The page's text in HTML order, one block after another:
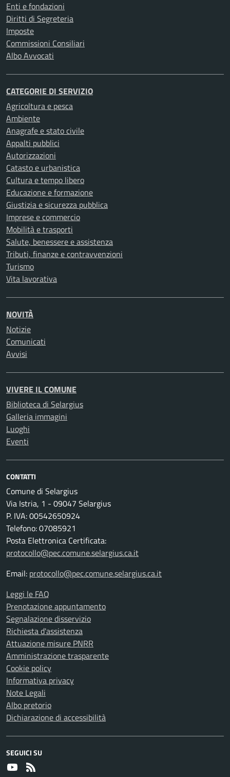
Enti e fondazioni
Diritti di Segreteria
Imposte
Commissioni Consiliari
Albo Avvocati
CATEGORIE DI SERVIZIO
Agricoltura e pesca
Ambiente
Anagrafe e stato civile
Appalti pubblici
Autorizzazioni
Catasto e urbanistica
Cultura e tempo libero
Educazione e formazione
Giustizia e sicurezza pubblica
Imprese e commercio
Mobilità e trasporti
Salute, benessere e assistenza
Tributi, finanze e contravvenzioni
Turismo
Vita lavorativa
NOVITÀ
Notizie
Comunicati
Avvisi
VIVERE IL COMUNE
Biblioteca di Selargius
Galleria immagini
Luoghi
Eventi
CONTATTI
Comune di Selargius
Via Istria, 1 - 09047 Selargius
P. IVA: 00542650924
Telefono: 07085921
Posta Elettronica Certificata:
protocollo@pec.comune.selargius.ca.it
Email: protocollo@pec.comune.selargius.ca.it
Leggi le FAQ
Prenotazione appuntamento
Segnalazione disservizio
Richiesta d'assistenza
Attuazione misure PNRR
Amministrazione trasparente
Cookie policy
Informativa privacy
Note Legali
Albo pretorio
Dichiarazione di accessibilità
SEGUICI SU
Youtube